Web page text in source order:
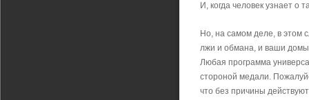
И, когда человек узнает о
Но, на самом деле, в этом
лжи и обмана, и ваши
Любая программа
стороной медали.
что без причины